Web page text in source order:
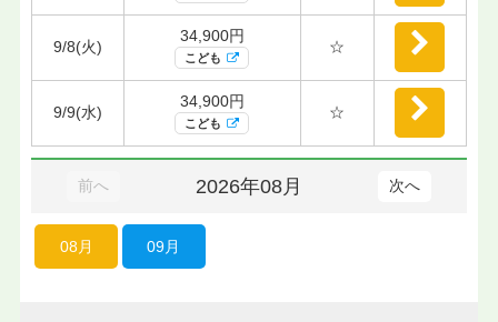
9/8(火)
34,900円
こども
☆
9/9(水)
34,900円
こども
☆
前へ 2026年08月 次へ
08月 09月